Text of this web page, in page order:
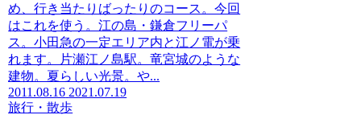
め、行き当たりばったりのコース。今回
はこれを使う。江の島・鎌倉フリーパ
ス。小田急の一定エリア内と江ノ電が乗
れます。片瀬江ノ島駅。竜宮城のような
建物。夏らしい光景。や...
2011.08.16 2021.07.19
旅行・散歩